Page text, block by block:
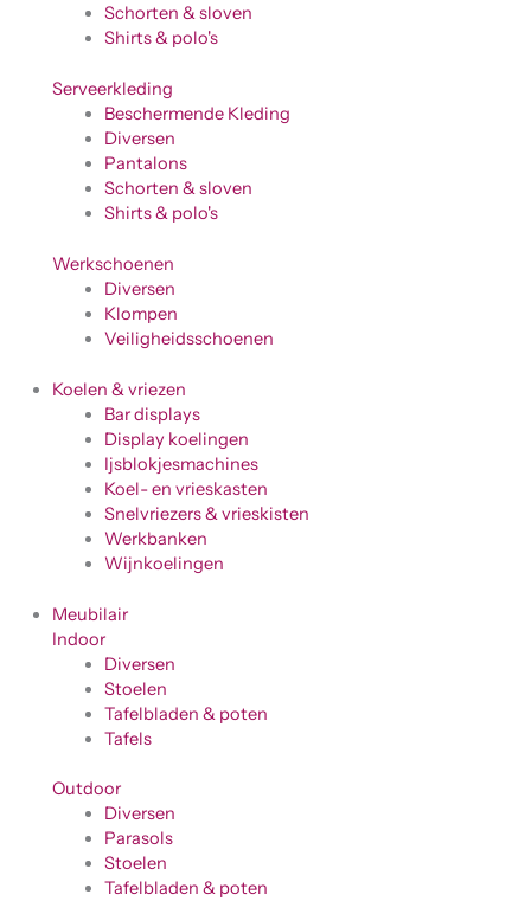
Schorten & sloven
Shirts & polo's
Serveerkleding
Beschermende Kleding
Diversen
Pantalons
Schorten & sloven
Shirts & polo's
Werkschoenen
Diversen
Klompen
Veiligheidsschoenen
Koelen & vriezen
Bar displays
Display koelingen
Ijsblokjesmachines
Koel- en vrieskasten
Snelvriezers & vrieskisten
Werkbanken
Wijnkoelingen
Meubilair
Indoor
Diversen
Stoelen
Tafelbladen & poten
Tafels
Outdoor
Diversen
Parasols
Stoelen
Tafelbladen & poten